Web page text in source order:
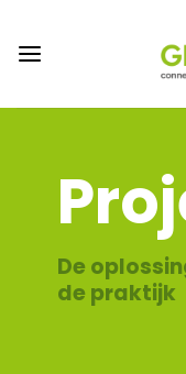
naar
inhoud
De
de praktijk